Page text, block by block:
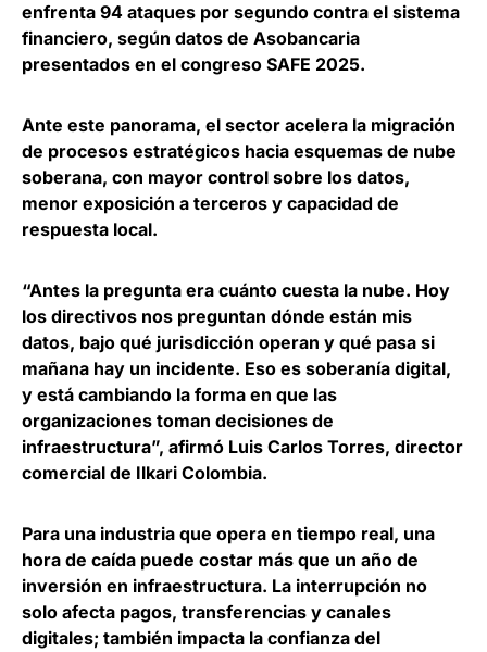
enfrenta 94 ataques por segundo contra el sistema
financiero, según datos de Asobancaria
presentados en el congreso SAFE 2025.
Ante este panorama, el sector acelera la migración
de procesos estratégicos hacia esquemas de nube
soberana, con mayor control sobre los datos,
menor exposición a terceros y capacidad de
respuesta local.
“Antes la pregunta era cuánto cuesta la nube. Hoy
los directivos nos preguntan dónde están mis
datos, bajo qué jurisdicción operan y qué pasa si
mañana hay un incidente. Eso es soberanía digital,
y está cambiando la forma en que las
organizaciones toman decisiones de
infraestructura”, afirmó Luis Carlos Torres, director
comercial de Ilkari Colombia.
Para una industria que opera en tiempo real, una
hora de caída puede costar más que un año de
inversión en infraestructura. La interrupción no
solo afecta pagos, transferencias y canales
digitales; también impacta la confianza del